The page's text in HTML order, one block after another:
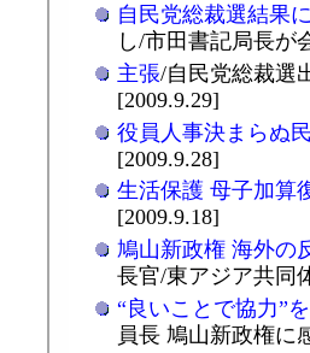
自民党総裁選結果
し/市田書記局長が
主張/自民党総裁選
[2009.9.29]
役員人事決まらぬ
[2009.9.28]
生活保護 母子加算
[2009.9.18]
鳩山新政権 海外の
長官/東アジア共同
“良いことで協力”
員長 鳩山新政権に